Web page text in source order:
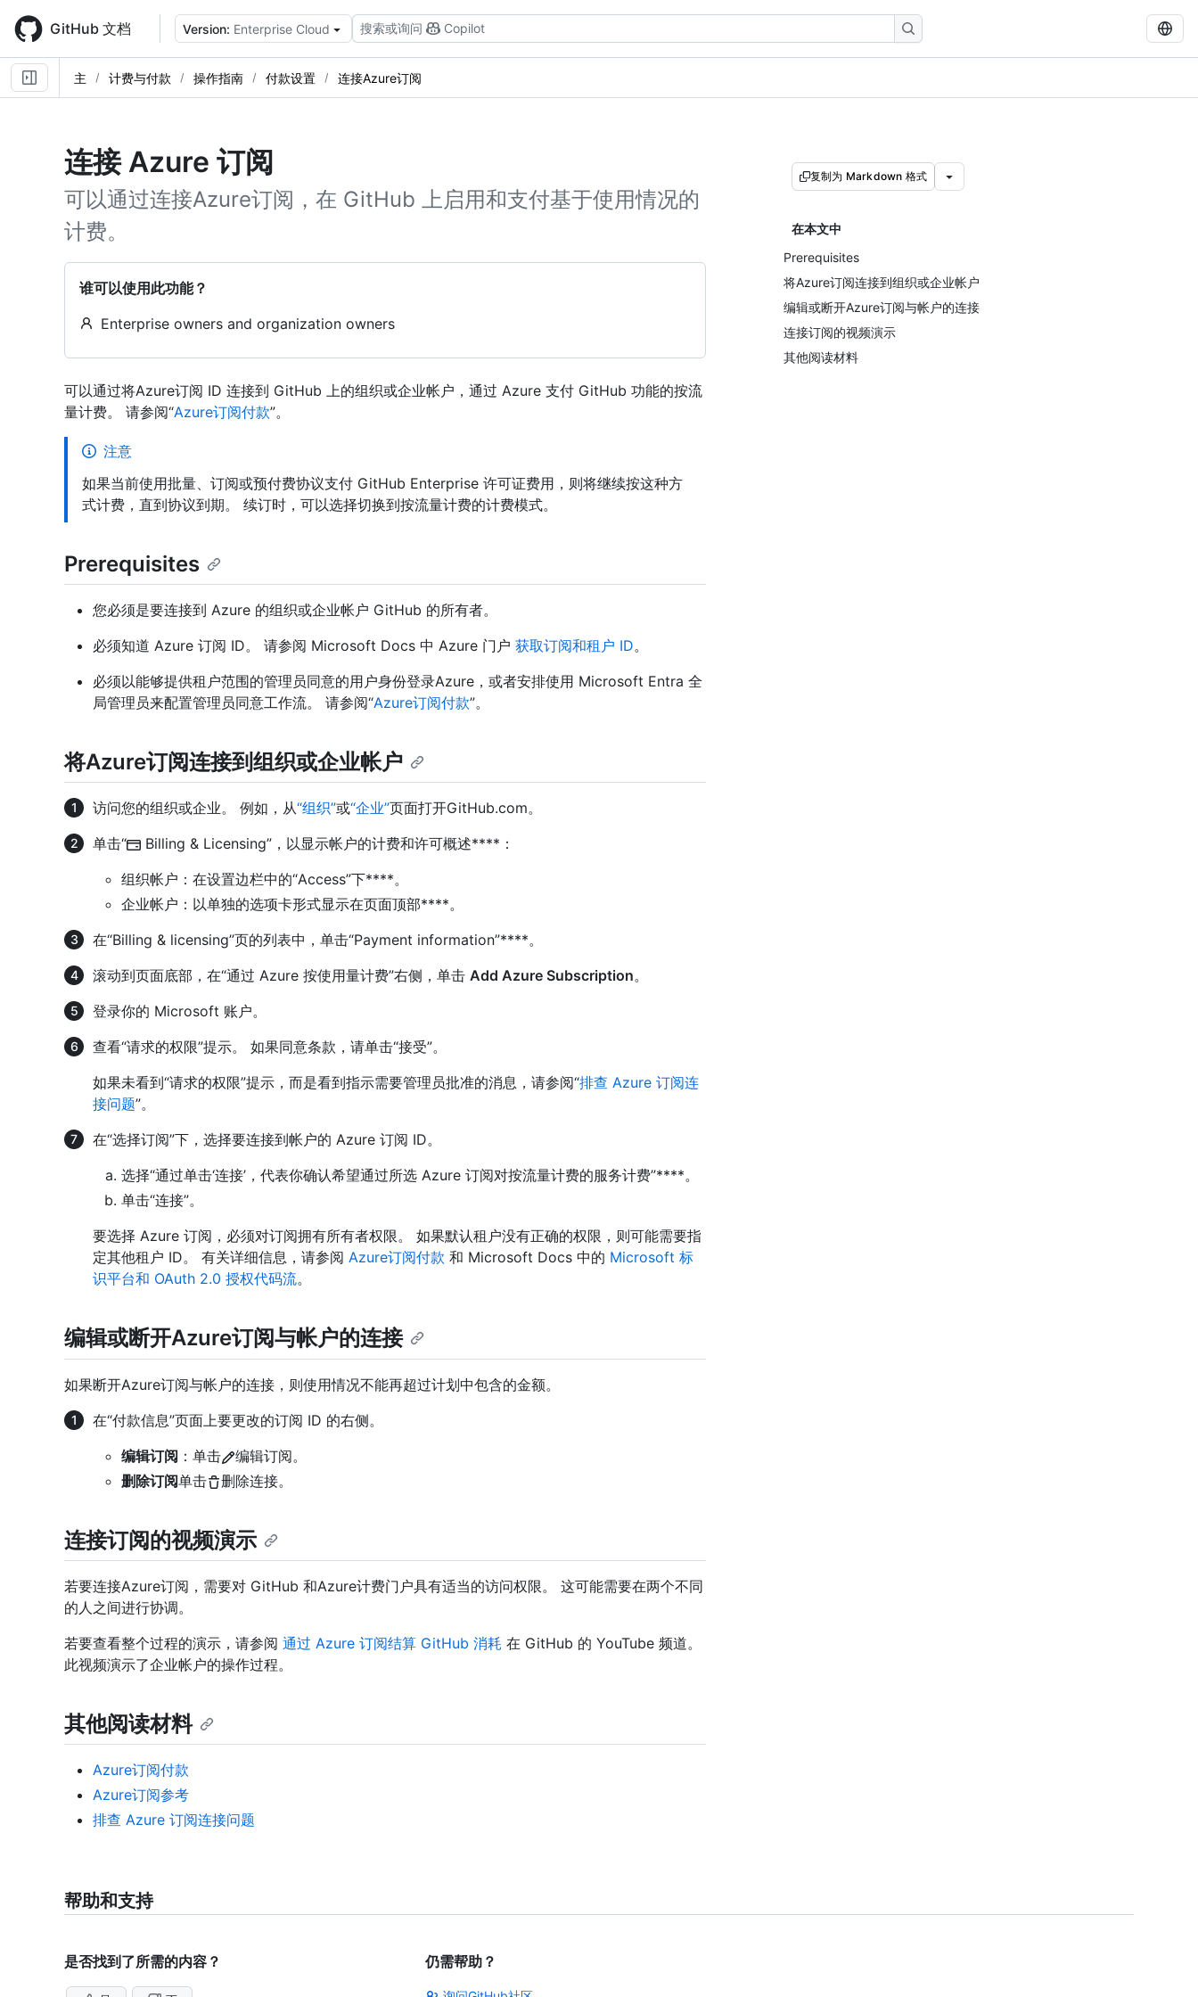
main
content
GitHub 文档 Version: Enterprise Cloud 搜索或询问 Copilot
主 计费与付款 操作指南 付款设置 连接Azure订阅
连接 Azure 订阅
可以通过连接Azure订阅，在 GitHub 上启用和支付基于使用情况的
计费。
谁可以使用此功能？
Enterprise owners and organization owners
复制为 Markdown 格式
在本文中
Prerequisites
将Azure订阅连接到组织或企业帐户
编辑或断开Azure订阅与帐户的连接
连接订阅的视频演示
其他阅读材料
可以通过将Azure订阅 ID 连接到 GitHub 上的组织或企业帐户，通过 Azure 支付 GitHub 功能的按流
量计费。 请参阅“Azure订阅付款”。
注意
如果当前使用批量、订阅或预付费协议支付 GitHub Enterprise 许可证费用，则将继续按这种方
式计费，直到协议到期。 续订时，可以选择切换到按流量计费的计费模式。
Prerequisites
您必须是要连接到 Azure 的组织或企业帐户 GitHub 的所有者。
必须知道 Azure 订阅 ID。 请参阅 Microsoft Docs 中 Azure 门户 获取订阅和租户 ID。
必须以能够提供租户范围的管理员同意的用户身份登录Azure，或者安排使用 Microsoft Entra 全
局管理员来配置管理员同意工作流。 请参阅“Azure订阅付款”。
将Azure订阅连接到组织或企业帐户
访问您的组织或企业。 例如，从“组织”或“企业”页面打开GitHub.com。
单击“
Billing & Licensing”，以显示帐户的计费和许可概述****：
组织帐户：在设置边栏中的“Access”下****。
企业帐户：以单独的选项卡形式显示在页面顶部****。
在“Billing & licensing”页的列表中，单击“Payment information”****。
滚动到页面底部，在“通过 Azure 按使用量计费”右侧，单击 Add Azure Subscription。
登录你的 Microsoft 账户。
查看“请求的权限”提示。 如果同意条款，请单击“接受”。
如果未看到“请求的权限”提示，而是看到指示需要管理员批准的消息，请参阅“排查 Azure 订阅连
接问题”。
在“选择订阅”下，选择要连接到帐户的 Azure 订阅 ID。
选择“通过单击‘连接’，代表你确认希望通过所选 Azure 订阅对按流量计费的服务计费”****。
单击“连接”。
要选择 Azure 订阅，必须对订阅拥有所有者权限。 如果默认租户没有正确的权限，则可能需要指
定其他租户 ID。 有关详细信息，请参阅 Azure订阅付款 和 Microsoft Docs 中的 Microsoft 标
识平台和 OAuth 2.0 授权代码流。
编辑或断开Azure订阅与帐户的连接
如果断开Azure订阅与帐户的连接，则使用情况不能再超过计划中包含的金额。
在“付款信息”页面上要更改的订阅 ID 的右侧。
编辑订阅 ：单击
编辑订阅。
删除订阅单击 删除连接。
连接订阅的视频演示
若要连接Azure订阅，需要对 GitHub 和Azure计费门户具有适当的访问权限。 这可能需要在两个不同
的人之间进行协调。
若要查看整个过程的演示，请参阅 通过 Azure 订阅结算 GitHub 消耗 在 GitHub 的 YouTube 频道。
此视频演示了企业帐户的操作过程。
其他阅读材料
Azure订阅付款
Azure订阅参考
排查 Azure 订阅连接问题
帮助和支持
是否找到了所需的内容？ 仍需帮助？